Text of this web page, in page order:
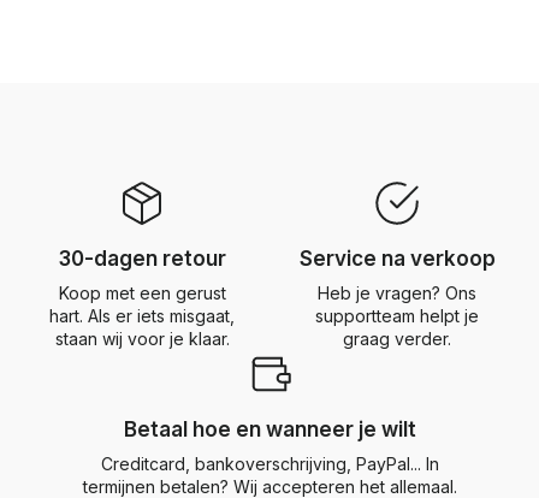
30-dagen retour
Koop met een gerust
hart. Als er iets misgaat,
staan wij voor je klaar.
Service na verkoop
Heb je vragen? Ons
supportteam helpt je
graag verder.
Betaal hoe en wanneer je wilt
Creditcard, bankoverschrijving, PayPal... In
termijnen betalen? Wij accepteren het allemaal.